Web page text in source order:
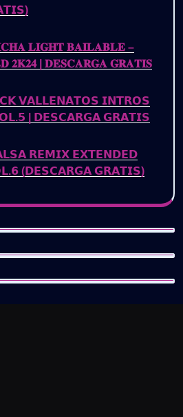
𝐋𝐈𝐆𝐇𝐓 𝐁𝐀𝐈𝐋𝐀𝐁𝐋𝐄 –
𝟐𝐊𝟐𝟒 | 𝐃𝐄𝐒𝐂𝐀𝐑𝐆𝐀 𝐆𝐑𝐀𝐓𝐈𝐒
𝗩𝗔𝗟𝗟𝗘𝗡𝗔𝗧𝗢𝗦 𝗜𝗡𝗧𝗥𝗢𝗦
| 𝗗𝗘𝗦𝗖𝗔𝗥𝗚𝗔 𝗚𝗥𝗔𝗧𝗜𝗦
𝗥𝗘𝗠𝗜𝗫 𝗘𝗫𝗧𝗘𝗡𝗗𝗘𝗗
(𝗗𝗘𝗦𝗖𝗔𝗥𝗚𝗔 𝗚𝗥𝗔𝗧𝗜𝗦)